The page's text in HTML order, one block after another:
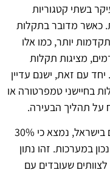
בשתי קטגוריות
כאשר מדובר בתקלות
יותר, כמו אלו
מציגות תקלות
עם זאת, ישנם עדיין
בחיישני טמפרטורה או
על תהליך הבעירה.
במחקר שנערך על ידי מוסדות אקדמיים בישראל, נמצא כי 30%
במערכות. זהו נתון
שעובדים עם